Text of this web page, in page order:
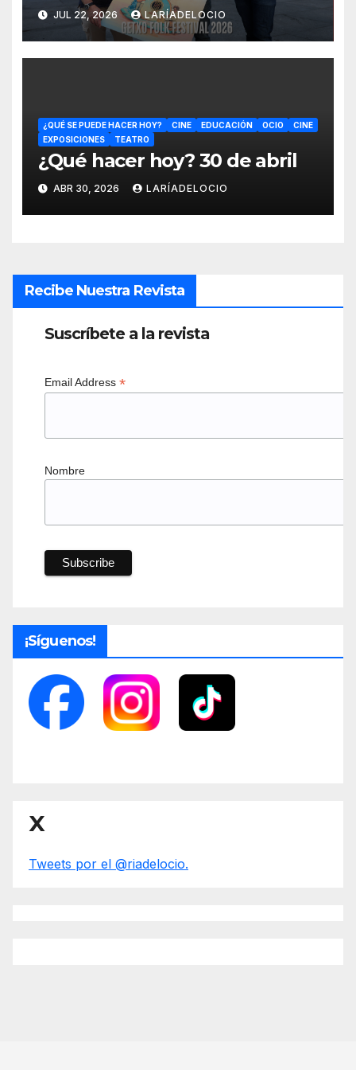
completa
JUL 22, 2026 LARÍADELOCIO
¿QUÉ SE PUEDE HACER HOY? CINE EDUCACIÓN OCIO
CINE
EXPOSICIONES
TEATRO
¿Qué hacer hoy? 30 de abril
ABR 30, 2026 LARÍADELOCIO
Recibe Nuestra Revista
Suscríbete a la revista
Email Address *
Nombre
¡Síguenos!
X
Tweets por el @riadelocio.